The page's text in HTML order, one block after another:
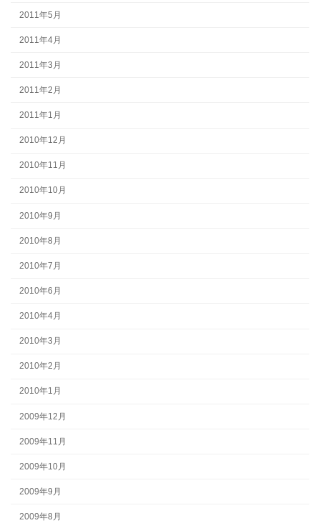
2011年5月
2011年4月
2011年3月
2011年2月
2011年1月
2010年12月
2010年11月
2010年10月
2010年9月
2010年8月
2010年7月
2010年6月
2010年4月
2010年3月
2010年2月
2010年1月
2009年12月
2009年11月
2009年10月
2009年9月
2009年8月